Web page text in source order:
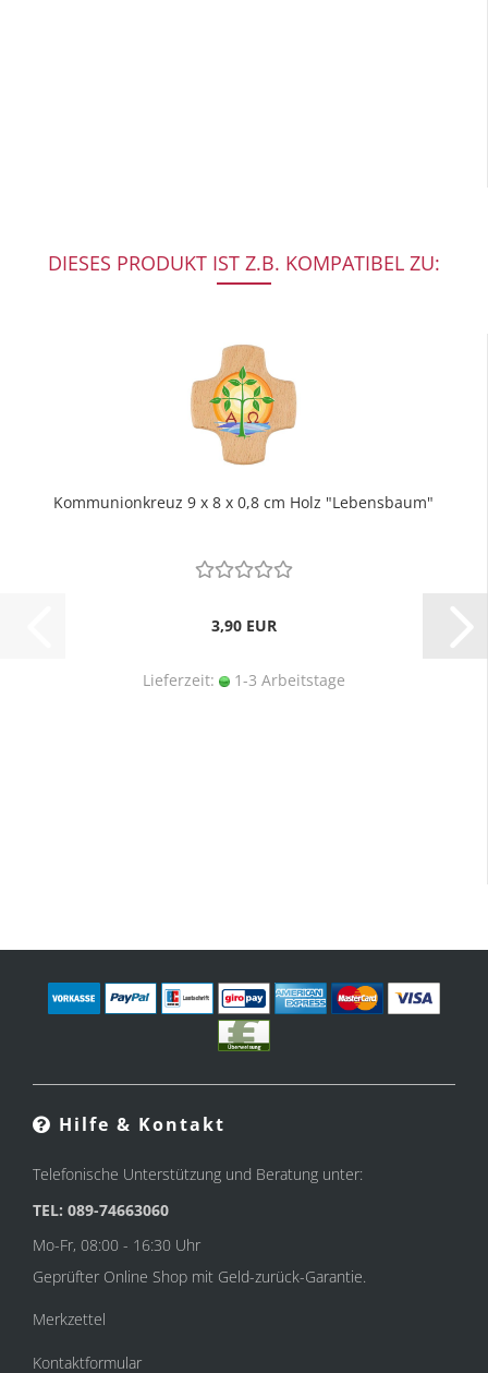
DIESES PRODUKT IST Z.B. KOMPATIBEL ZU:
Kommunionkreuz 9 x 8 x 0,8 cm Holz "Lebensbaum"
3,90 EUR
Lieferzeit: 1-3 Arbeitstage
Hilfe & Kontakt
Telefonische Unterstützung und Beratung unter:
TEL: 089-74663060
Mo-Fr, 08:00 - 16:30 Uhr
Geprüfter Online Shop mit Geld-zurück-Garantie.
Merkzettel
Kontaktformular